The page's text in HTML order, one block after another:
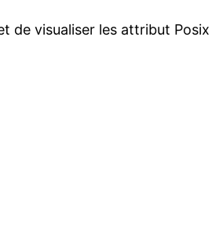
de visualiser les attribut